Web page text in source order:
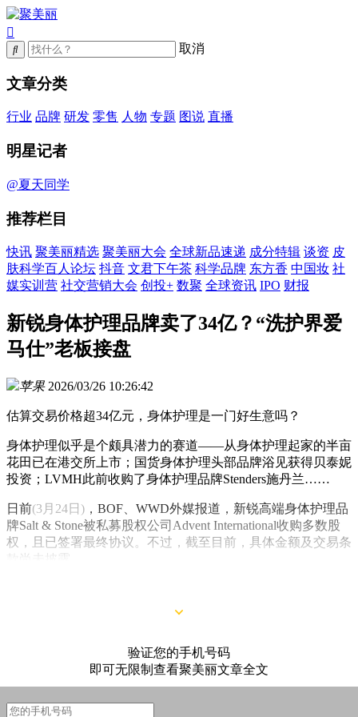
取消
文章分类
行业 品牌 研发 零售 人物 专题 图说 直播
明星记者
@夏天同学
推荐栏目
快讯 聚美丽精选 聚美丽大会 全球新品速递 成分特辑 谈资 皮
肤科学百人论坛 抖音 文君下午茶 科学品牌 东方香 中国妆 社
媒实训营 社交营销大会 创投+ 数聚 全球资讯 IPO 财报
新锐身体护理品牌卖了34亿？“洗护界爱
马仕”老板接盘
苹果 2026/03/26 10:26:42
估算交易价格超34亿元，身体护理是一门好生意吗？
身体护理似乎是个颇具潜力的赛道——从身体护理起家的半亩
花田已在港交所上市；国货身体护理头部品牌浴见获得贝泰妮
投资；LVMH此前收购了身体护理品牌Stenders施丹兰……
日前(3月24日) ，BOF、WWD外媒报道，新锐高端身体护理品
牌Salt & Stone被私募股权公司Advent International收购多数股
权，且已签署最终协议。不过，截至目前，具体金额及交易条
款尚未披露。
验证您的手机号码
即可无限制查看聚美丽文章全文